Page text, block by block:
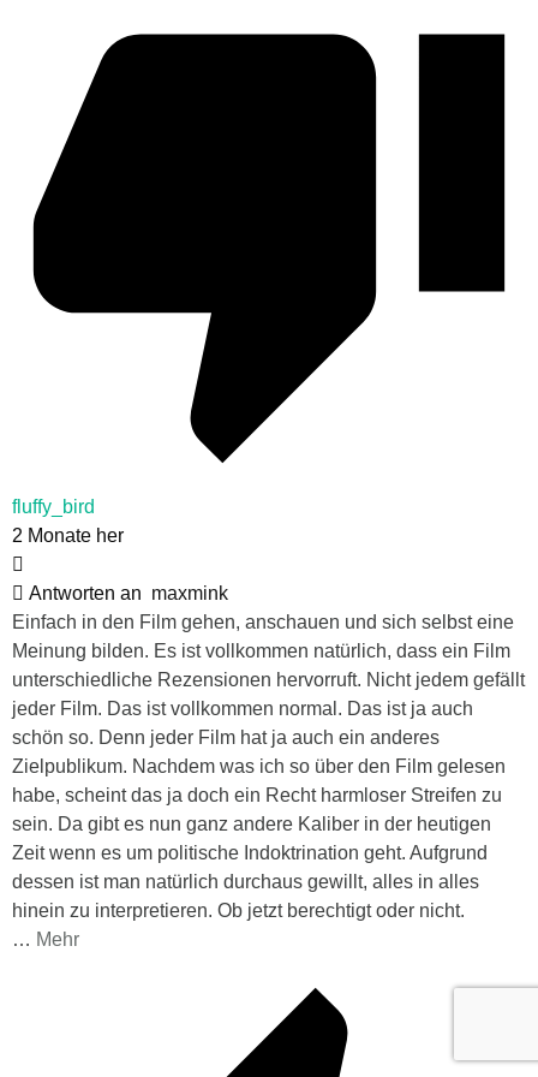
fluffy_bird
2 Monate her
Antworten an maxmink
Einfach in den Film gehen, anschauen und sich selbst eine
Meinung bilden. Es ist vollkommen natürlich, dass ein Film
unterschiedliche Rezensionen hervorruft. Nicht jedem gefällt
jeder Film. Das ist vollkommen normal. Das ist ja auch
schön so. Denn jeder Film hat ja auch ein anderes
Zielpublikum. Nachdem was ich so über den Film gelesen
habe, scheint das ja doch ein Recht harmloser Streifen zu
sein. Da gibt es nun ganz andere Kaliber in der heutigen
Zeit wenn es um politische Indoktrination geht. Aufgrund
dessen ist man natürlich durchaus gewillt, alles in alles
hinein zu interpretieren. Ob jetzt berechtigt oder nicht.
… Mehr